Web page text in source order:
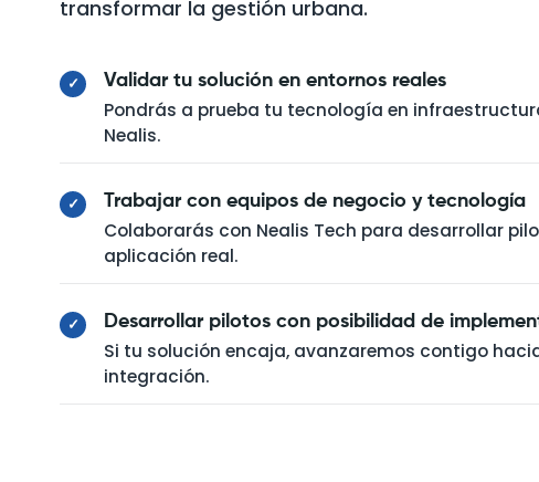
transformar la gestión urbana.
✓ Validar tu solución en entornos reales
Pondrás a prueba tu tecnología en
Nealis.
✓ Trabajar con equipos de negocio y tecnología
Colaborarás con Nealis Tech para desarrollar
aplicación real.
✓ Desarrollar pilotos con posibilidad de
Si tu solución encaja, avanzaremos contigo
integración.